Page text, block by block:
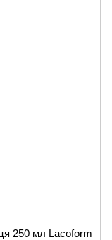
250 мл Lacoform